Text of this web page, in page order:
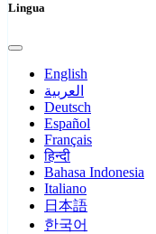
Lingua
English
العربية
Deutsch
Español
Français
हिन्दी
Bahasa Indonesia
Italiano
日本語
한국어